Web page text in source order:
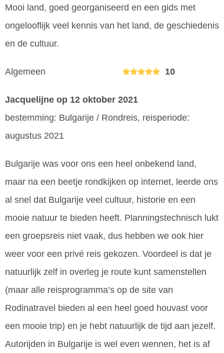
Mooi land, goed georganiseerd en een gids met
ongelooflijk veel kennis van het land, de geschiedenis
en de cultuur.
Algemeen 10
Jacquelijne op 12 oktober 2021
bestemming: Bulgarije / Rondreis, reisperiode:
augustus 2021
Bulgarije was voor ons een heel onbekend land,
maar na een beetje rondkijken op internet, leerde ons
al snel dat Bulgarije veel cultuur, historie en een
mooie natuur te bieden heeft. Planningstechnisch lukt
een groepsreis niet vaak, dus hebben we ook hier
weer voor een privé reis gekozen. Voordeel is dat je
natuurlijk zelf in overleg je route kunt samenstellen
(maar alle reisprogramma’s op de site van
Rodinatravel bieden al een heel goed houvast voor
een mooie trip) en je hebt natuurlijk de tijd aan jezelf.
Autorijden in Bulgarije is wel even wennen, het is af